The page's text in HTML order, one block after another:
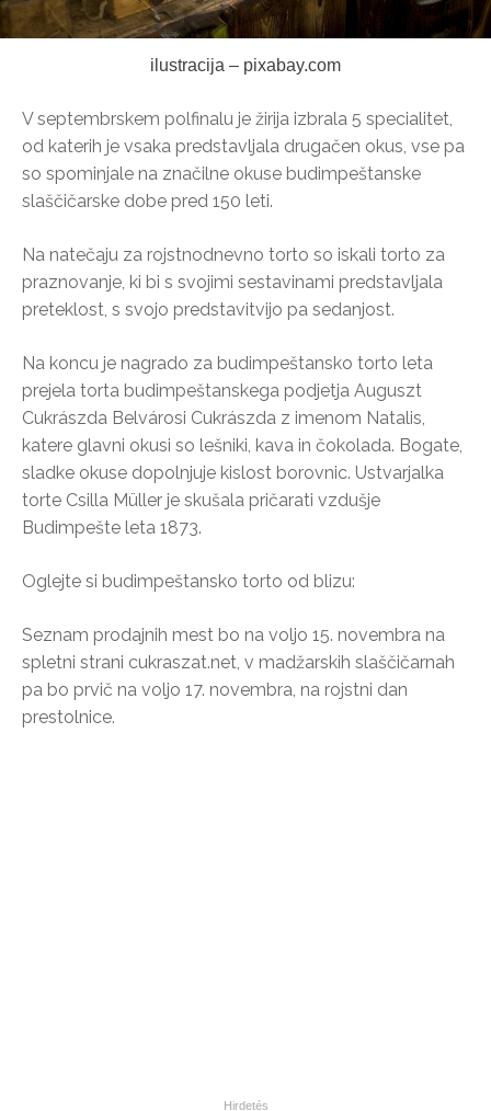
ilustracija – pixabay.com
V septembrskem polfinalu je žirija izbrala 5 specialitet,
od katerih je vsaka predstavljala drugačen okus, vse pa
so spominjale na značilne okuse budimpeštanske
slaščičarske dobe pred 150 leti.
Na natečaju za rojstnodnevno torto so iskali torto za
praznovanje, ki bi s svojimi sestavinami predstavljala
preteklost, s svojo predstavitvijo pa sedanjost.
Na koncu je nagrado za budimpeštansko torto leta
prejela torta budimpeštanskega podjetja Auguszt
Cukrászda Belvárosi Cukrászda z imenom Natalis,
katere glavni okusi so lešniki, kava in čokolada. Bogate,
sladke okuse dopolnjuje kislost borovnic. Ustvarjalka
torte Csilla Müller je skušala pričarati vzdušje
Budimpešte leta 1873.
Oglejte si budimpeštansko torto od blizu:
Seznam prodajnih mest bo na voljo 15. novembra na
spletni strani cukraszat.net, v madžarskih slaščičarnah
pa bo prvič na voljo 17. novembra, na rojstni dan
prestolnice.